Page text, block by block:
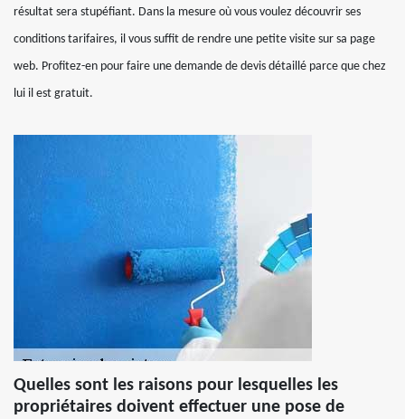
résultat sera stupéfiant. Dans la mesure où vous voulez découvrir ses
conditions tarifaires, il vous suffit de rendre une petite visite sur sa page
web. Profitez-en pour faire une demande de devis détaillé parce que chez
lui il est gratuit.
Quelles sont les raisons pour lesquelles les
propriétaires doivent effectuer une pose de